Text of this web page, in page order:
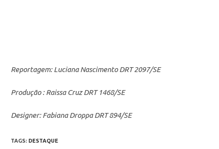
Reportagem: Luciana Nascimento DRT 2097/SE
Produção : Raissa Cruz DRT 1468/SE
Designer: Fabiana Droppa DRT 894/SE
TAGS: DESTAQUE